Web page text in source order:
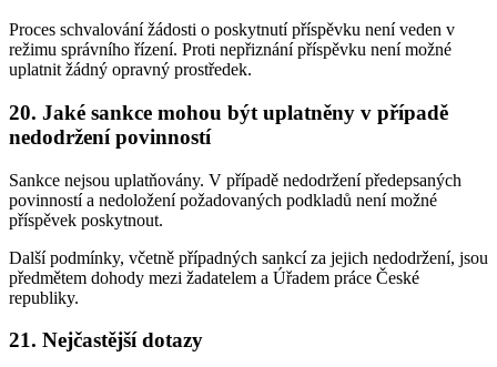
Proces schvalování žádosti o poskytnutí příspěvku není veden v
režimu správního řízení. Proti nepřiznání příspěvku není možné
uplatnit žádný opravný prostředek.
20. Jaké sankce mohou být uplatněny v případě
nedodržení povinností
Sankce nejsou uplatňovány. V případě nedodržení předepsaných
povinností a nedoložení požadovaných podkladů není možné
příspěvek poskytnout.
Další podmínky, včetně případných sankcí za jejich nedodržení, jsou
předmětem dohody mezi žadatelem a Úřadem práce České
republiky.
21. Nejčastější dotazy